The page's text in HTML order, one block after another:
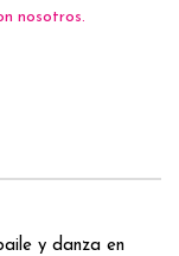
nosotros.
y danza en